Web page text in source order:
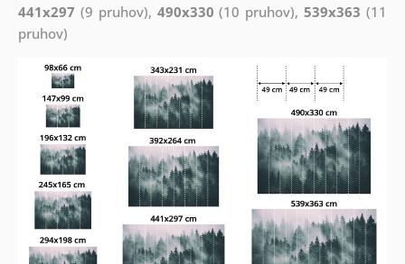
441x297 (9 pruhov), 490x330 (10 pruhov),539x363 (11
pruhov)